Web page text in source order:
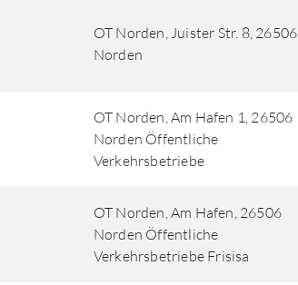
OT Norden, Juister Str. 8, 26506
Norden
OT Norden, Am Hafen 1, 26506
Norden Öffentliche
Verkehrsbetriebe
OT Norden, Am Hafen, 26506
Norden Öffentliche
Verkehrsbetriebe Frisisa